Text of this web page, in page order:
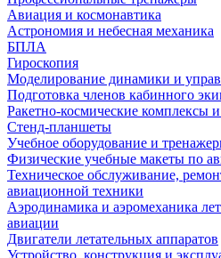
Авиация и космонавтика
Астрономия и небесная механика
БПЛА
Гироскопия
Моделирование динамики и
Подготовка членов кабинного
Ракетно-космические комплексы
Стенд-планшеты
Учебное оборудование и
Физические учебные макеты по
Техническое обслуживание,
авиационной техники
Аэродинамика и аэромеханика
авиации
Двигатели летательных аппаратов
Устройство, конструкция и